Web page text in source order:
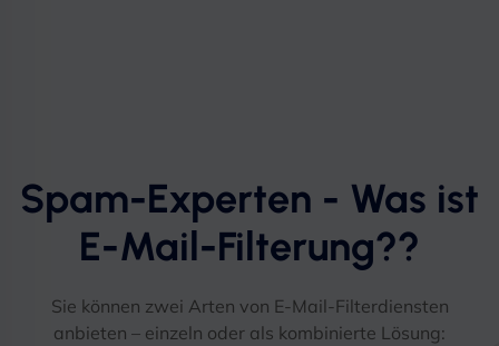
Spam-Experten - Was ist
E-Mail-Filterung??
Sie können zwei Arten von E-Mail-Filterdiensten
anbieten – einzeln oder als kombinierte Lösung: